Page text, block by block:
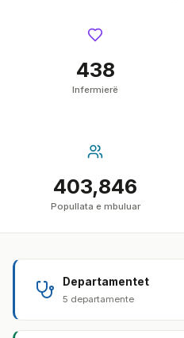
438
Infermierë
403,846
Popullata e mbuluar
Departamentet
5 departamente